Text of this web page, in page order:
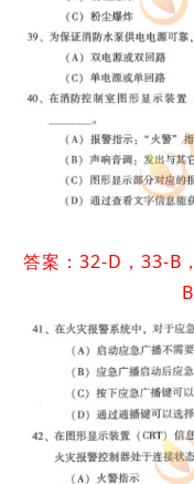
答案：32-D，33-B